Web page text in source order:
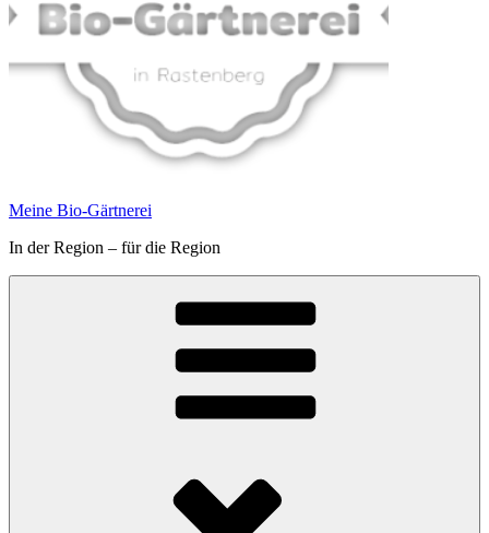
Meine Bio-Gärtnerei
In der Region – für die Region